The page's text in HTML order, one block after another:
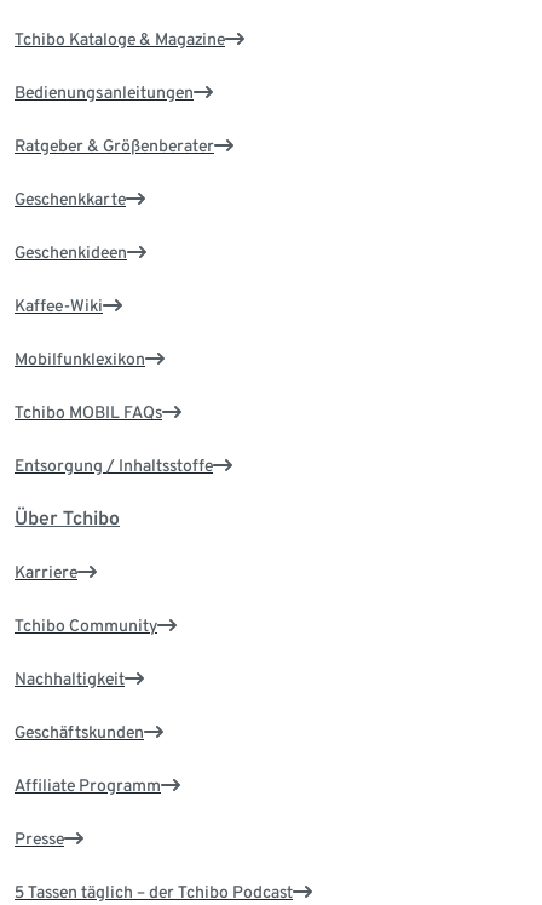
Tchibo Kataloge & Magazine
Bedienungsanleitungen
Ratgeber & Größenberater
Geschenkkarte
Geschenkideen
Kaffee-Wiki
Mobilfunklexikon
Tchibo MOBIL FAQs
Entsorgung / Inhaltsstoffe
Über Tchibo
Karriere
Tchibo Community
Nachhaltigkeit
Geschäftskunden
Affiliate Programm
Presse
5 Tassen täglich – der Tchibo Podcast